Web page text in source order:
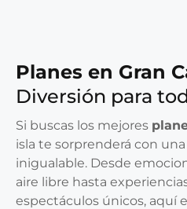
Planes en Gran
Diversión para
Si buscas los mejores
isla te sorprenderá con
inigualable. Desde
aire libre hasta
espectáculos únicos, aquí